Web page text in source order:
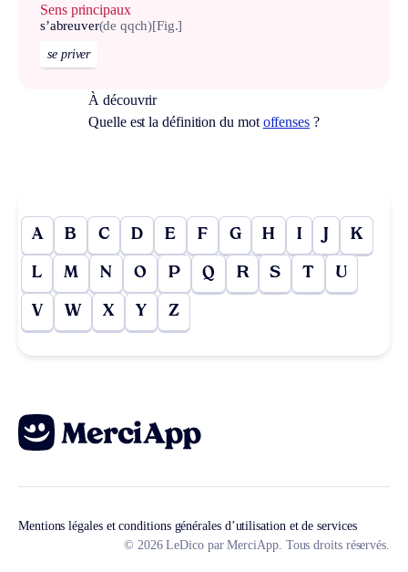
Sens principaux
s’abreuver(de qqch)[Fig.]
se priver
À découvrir
Quelle est la définition du motoffenses?
A B C D E F G H I J K
L M N O P Q R S T U
V W X Y Z
Mentions légales et conditions générales d’utilisation et de services
© 2026 LeDico par MerciApp. Tous droits réservés.